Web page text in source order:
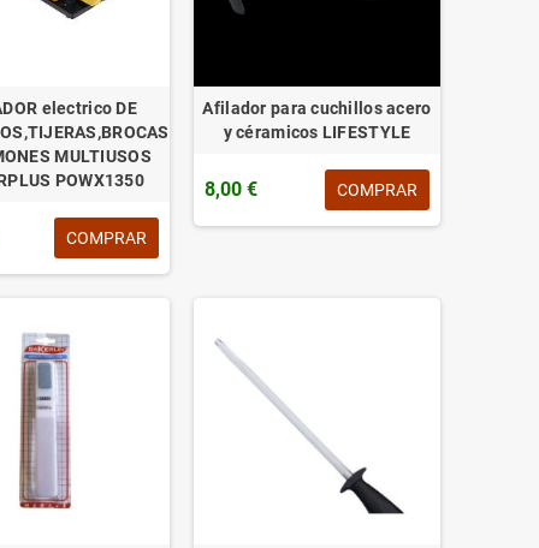
electrico DE
MULTIUSOS
POWX1350
COMPRAR
Afilador para cuchillos acero
y céramicos LIFESTYLE
8,00 € COMPRAR